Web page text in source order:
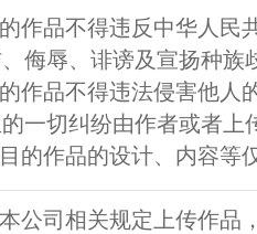
作品不得违反中华人民
侮辱、诽谤及宣扬种族
作品不得违法侵害他人
一切纠纷由作者或者上
的作品的设计、内容等
公司相关规定上传作品